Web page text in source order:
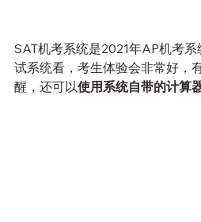
SAT机考系统是2021年AP机考
试系统看，考生体验会非常好，
醒，还可以使用系统自带的计算